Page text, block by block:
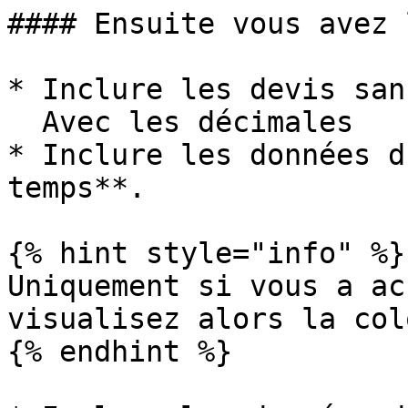
#### Ensuite vous
* Inclure les devis
* Inclure les données
temps**.
{% hint style="info" %}
Uniquement si vous a
visualisez alors la
{% endhint %}